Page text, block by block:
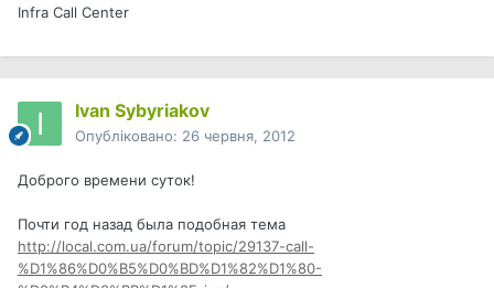
Infra Call Center
Ivan Sybyriakov
Опубліковано: 26 червня, 2012
Доброго времени суток!
Почти год назад была подобная тема
http://local.com.ua/forum/topic/29137-call-
%D1%86%D0%B5%D0%BD%D1%82%D1%80-